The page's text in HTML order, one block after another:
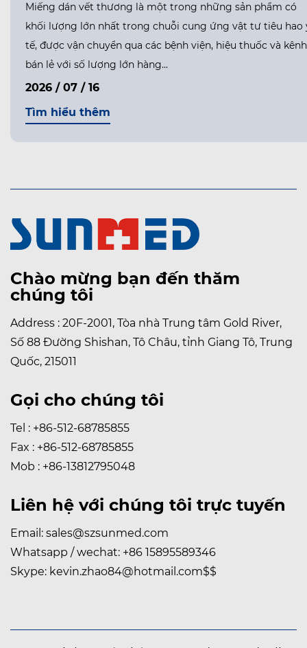
Miếng dán vết thương là một trong những sản phẩm có
khối lượng lớn nhất trong chuỗi cung ứng vật tư tiêu hao
tế, được vận chuyển qua các bệnh viện, hiệu thuốc và kênh
bán lẻ với số lượng lớn hàng...
2026 / 07 / 16
Tìm hiểu thêm
Chào mừng bạn đến thăm
chúng tôi
Address : 20F-2001, Tòa nhà Trung tâm Gold River,
Số 88 Đường Shishan, Tô Châu, tỉnh Giang Tô, Trung
Quốc, 215011
Gọi cho chúng tôi
Tel : +86-512-68785855
Fax : +86-512-68785855
Mob : +86-13812795048
Liên hệ với chúng tôi trực tuyến
Email: sales@szsunmed.com
Whatsapp / wechat: +86 15895589346
Skype: kevin.zhao84@hotmail.com$$